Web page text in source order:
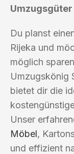
Umzugsgüter
Du planst
Rijeka und
möglich
Umzugskönig
bietet dir die
Unser
Möbel,
und effizient